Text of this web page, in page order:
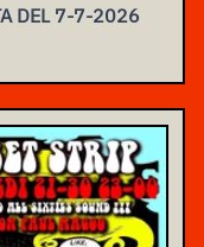
DEL 7-7-2026